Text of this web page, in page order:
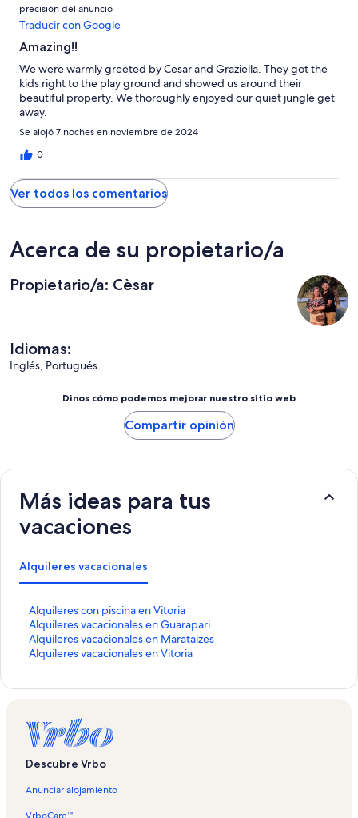
precisión del anuncio
Traducir con Google
Amazing!!
We were warmly greeted by Cesar and Graziella. They got the
kids right to the play ground and showed us around their
beautiful property. We thoroughly enjoyed our quiet jungle get
away.
Se alojó 7 noches en noviembre de 2024
0
Ver todos los comentarios
Acerca de su propietario/a
Propietario/a: Cèsar
Idiomas:
Inglés, Portugués
Dinos cómo podemos mejorar nuestro sitio web
Compartir opinión
Más ideas para tus
vacaciones
Alquileres vacacionales
Alquileres con piscina en Vitoria
E
n
l
a
e
a
r
l
a
Alquileres vacacionales en Guarapari
E
n
l
u
e
b
e
l
Alquileres vacacionales en Marataizes
E
n
q
u
a
r
e
Alquileres vacacionales en Vitoria
E
e
q
e
b
r
Descubre Vrbo
Anunciar alojamiento